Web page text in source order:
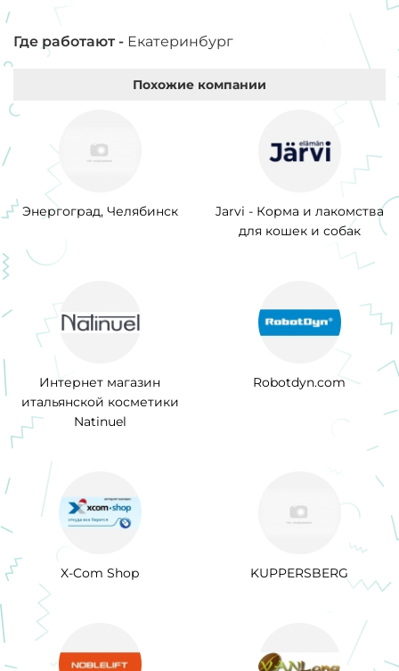
Где работают - Екатеринбург
Похожие компании
Энергоград, Челябинск
Jarvi - Корма и лакомства
для кошек и собак
Интернет магазин
итальянской косметики
Natinuel
Robotdyn.com
X-Com Shop KUPPERSBERG